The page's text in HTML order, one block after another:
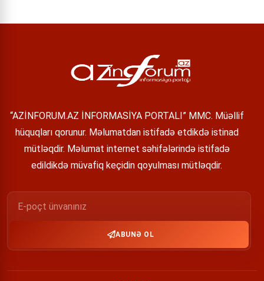
“AZİNFORUM.AZ İNFORMASİYA PORTALI” MMC. Müəllif
hüquqları qorunur. Məlumatdan istifadə etdikdə istinad
mütləqdir. Məlumat internet səhifələrində istifadə
edildikdə müvafiq keçidin qoyulması mütləqdir.
ABUNƏ OL